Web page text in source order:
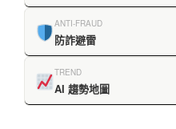
ANTI-FRAUD
防詐避雷
TREND
AI 趨勢地圖